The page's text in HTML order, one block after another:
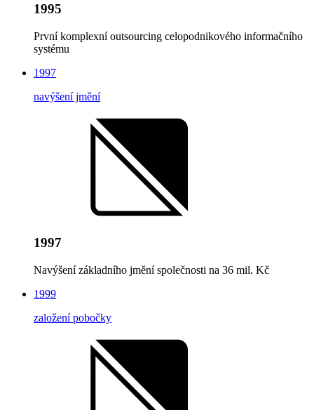
1995
První komplexní outsourcing celopodnikového informačního
systému
1997
navýšení jmění
1997
Navýšení základního jmění společnosti na 36 mil. Kč
1999
založení pobočky